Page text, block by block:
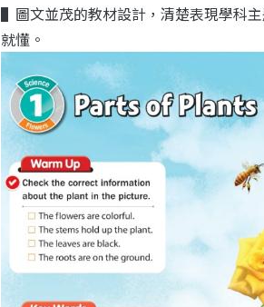
▌圖文並茂的教材設計，清楚表現學科
就懂。